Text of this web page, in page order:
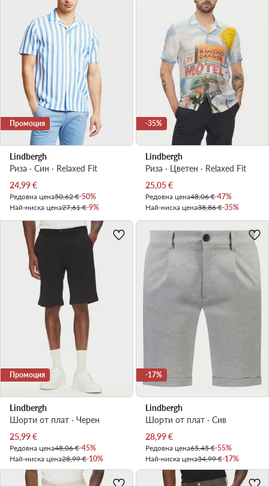
Промоция
Lindbergh
Риза · Син · Relaxed Fit
Актуална цена
24,99€
Редовна цена50,62 €-50%
Най-ниска цена27,61 €-9%
-35%
Lindbergh
Риза · Цветен · Relaxed Fit
Актуална цена
25,05€
Редовна цена48,06 €-47%
Най-ниска цена38,86 €-35%
Промоция
Lindbergh
Шорти от плат · Черен
Актуална цена
25,99€
Редовна цена48,06 €-45%
Най-ниска цена28,99 €-10%
-17%
Lindbergh
Шорти от плат · Сив
Актуална цена
28,99€
Редовна цена65,45 €-55%
Най-ниска цена34,99 €-17%